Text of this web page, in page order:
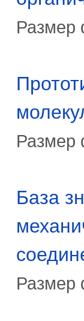
Размер
Размер
База
Размер